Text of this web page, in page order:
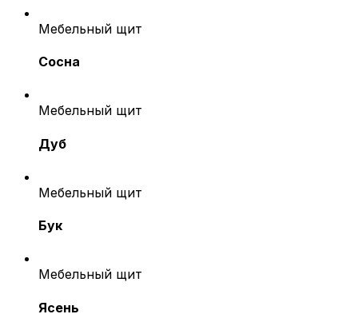
Мебельный щит
Сосна
Мебельный щит
Дуб
Мебельный щит
Бук
Мебельный щит
Ясень